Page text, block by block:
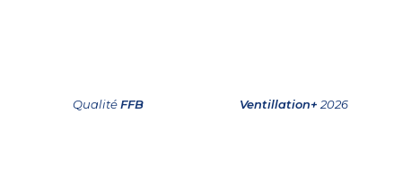
QualitéFFB Ventillation+ 2026